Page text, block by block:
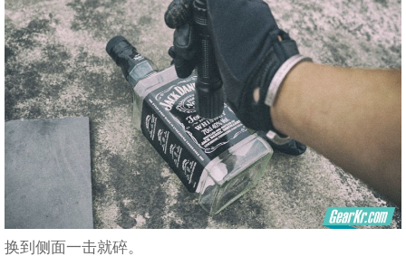
换到侧面一击就碎。